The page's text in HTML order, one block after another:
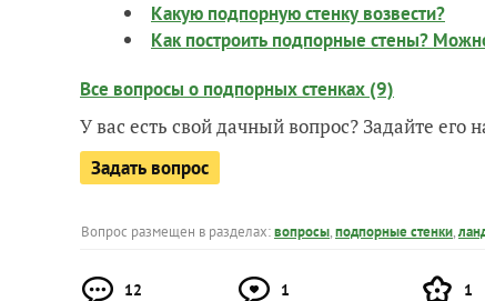
Какую подпорную стенку возвести?
Как построить подпорные стены?
Все вопросы о подпорных стенках (9)
У вас есть свой дачный вопрос? Задайте
Задать вопрос
Вопрос размещен в разделах:вопросы,подпорные стенки,
12
1
1